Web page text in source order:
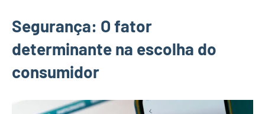
Segurança: O fator
determinante na escolha do
consumidor